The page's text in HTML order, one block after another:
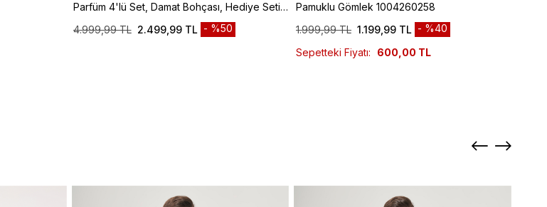
Parfüm 4'lü Set, Damat Bohçası, Hediye Seti,
4.999,99 TL 2.499,99 TL %50
Pamuklu Gömlek 1004260258
1.999,99 TL 1.199,99 TL
%40
Sepetteki Fiyatı:
600,00 TL